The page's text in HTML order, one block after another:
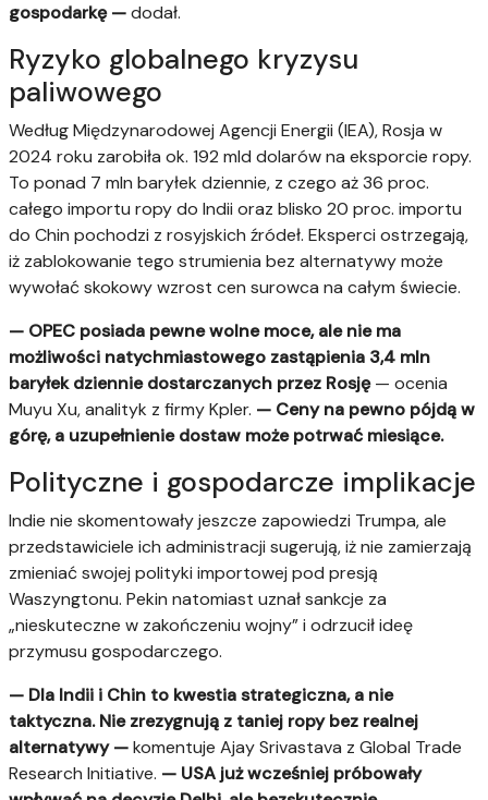
gospodarkę —dodał.
Ryzyko globalnego kryzysu
paliwowego
Według Międzynarodowej Agencji Energii (IEA), Rosja w
2024 roku zarobiła ok. 192 mld dolarów na eksporcie ropy.
To ponad 7 mln baryłek dziennie, z czego aż 36 proc.
całego importu ropy do Indii oraz blisko 20 proc. importu
do Chin pochodzi z rosyjskich źródeł. Eksperci ostrzegają,
iż zablokowanie tego strumienia bez alternatywy może
wywołać skokowy wzrost cen surowca na całym świecie.
— OPEC posiada pewne wolne moce, ale nie ma
możliwości natychmiastowego zastąpienia 3,4 mln
baryłek dziennie dostarczanych przez Rosję— ocenia
Muyu Xu, analityk z firmy Kpler. — Ceny na pewno pójdą w
górę, a uzupełnienie dostaw może potrwać miesiące.
Polityczne i gospodarcze implikacje
Indie nie skomentowały jeszcze zapowiedzi Trumpa, ale
przedstawiciele ich administracji sugerują, iż nie zamierzają
zmieniać swojej polityki importowej pod presją
Waszyngtonu. Pekin natomiast uznał sankcje za
„nieskuteczne w zakończeniu wojny” i odrzucił ideę
przymusu gospodarczego.
— Dla Indii i Chin to kwestia strategiczna, a nie
taktyczna. Nie zrezygnują z taniej ropy bez realnej
alternatywy —komentuje Ajay Srivastava z Global Trade
Research Initiative. — USA już wcześniej próbowały